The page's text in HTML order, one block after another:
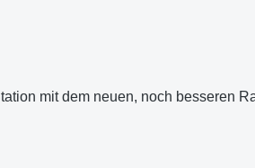
mit dem neuen, noch besseren